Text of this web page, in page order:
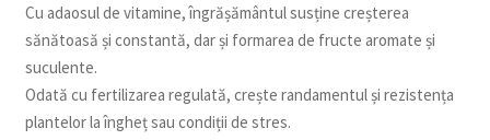
Cu adaosul de vitamine, îngrășământul susține creșterea
sănătoasă și constantă, dar și formarea de fructe aromate și
suculente.
Odată cu fertilizarea regulată, crește randamentul și rezistența
plantelor la îngheț sau condiții de stres.